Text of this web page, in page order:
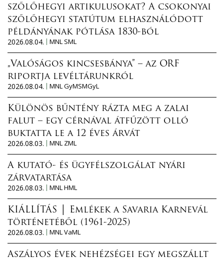
szőlőhegyi artikulusokat? A csokonyai
szőlőhegyi statútum elhasználódott
példányának pótlása 1830-ból
2026.08.04.
MNL SML
„Valóságos kincsesbánya” – az ORF
riportja levéltárunkról
2026.08.04.
MNL GyMSMGyL
Különös bűntény rázta meg a zalai
falut – egy cérnával átfűzött olló
buktatta le a 12 éves árvát
2026.08.03.
MNL ZML
A kutató- és ügyfélszolgálat nyári
zárvatartása
2026.08.03.
MNL HML
KIÁLLÍTÁS │ Emlékek a Savaria Karnevál
történetéből (1961-2025)
2026.08.03.
MNL VaML
Aszályos évek nehézségei egy megszállt